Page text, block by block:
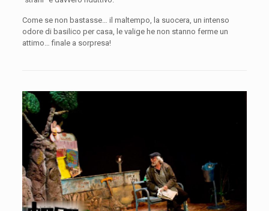
Come se non bastasse… il maltempo, la suocera, un intenso
odore di basilico per casa, le valige he non stanno ferme un
attimo… finale a sorpresa!